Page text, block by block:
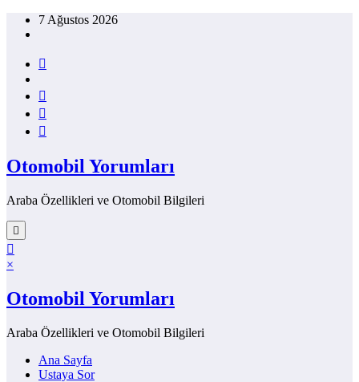
İçeriğe7 Ağustos 2026
Otomobil Yorumları
Araba Özellikleri ve Otomobil Bilgileri
×
Otomobil Yorumları
Araba Özellikleri ve Otomobil Bilgileri
Ana Sayfa
Ustaya Sor